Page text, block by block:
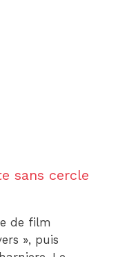
sans cercle
de film
», puis